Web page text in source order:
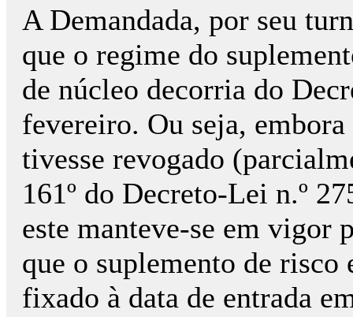
A Demandada, por seu
que o regime do
de núcleo decorria do
fevereiro. Ou seja,
tivesse revogado
161º do Decreto-Lei n.º
este manteve-se em vigor
que o suplemento de risco
fixado à data de entrada